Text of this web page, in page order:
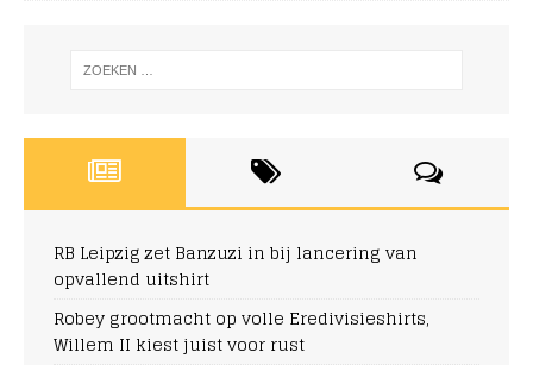
RB Leipzig zet Banzuzi in bij lancering van
opvallend uitshirt
Robey grootmacht op volle Eredivisieshirts,
Willem II kiest juist voor rust